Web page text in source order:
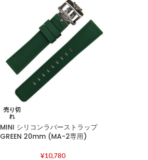
売り切
れ
MINI シリコンラバーストラップ
GREEN 20mm (MA-2専用)
¥10,780